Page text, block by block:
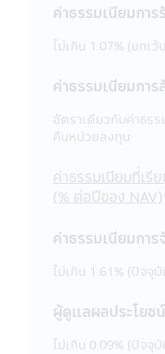
หรือโดยมิได้รับอนุญ
หรือชื่อเสียงของบริ
ไปตามพระราชบัญญั
กล่าวนอกจากจะต้อ
หายในทางแพ่งแล้ว
20. เว็บไซต์ต่างๆ
ประเทศที่ลิงก์อยู่ใน
มือถือนี้ บริษัทจัดการ
นั้นการที่เว็บไซต์ดังก
ขายสินค้าต่างๆ ที่มีอ
ประเทศบางแห่งในปั
ให้บริการ หรือเสนอ
ประเทศไทยได้ ผู้เข้า
ค่าธรรมเนียมกา
ไม่เกิน 1.07% (ยกเว้
ค่าธรรมเนียมกา
อัตราเดียวกับค่าธร
คืนหน่วยลงทุน
ค่าธรรมเนียมที่เรี
(% ต่อปีของ NAV)
ค่าธรรมเนียมการ
ไม่เกิน 1.61% (ปัจจุ
ผู้ดูแลผลประโยชน์
ไม่เกิน 0.09% (ปัจจุ